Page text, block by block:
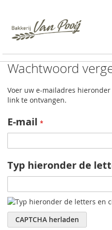
de
inhoud
Wachtwoord
Voer uw e-mailadres
link te ontvangen.
E-mail
Typ hieronder de
CAPTCHA herladen